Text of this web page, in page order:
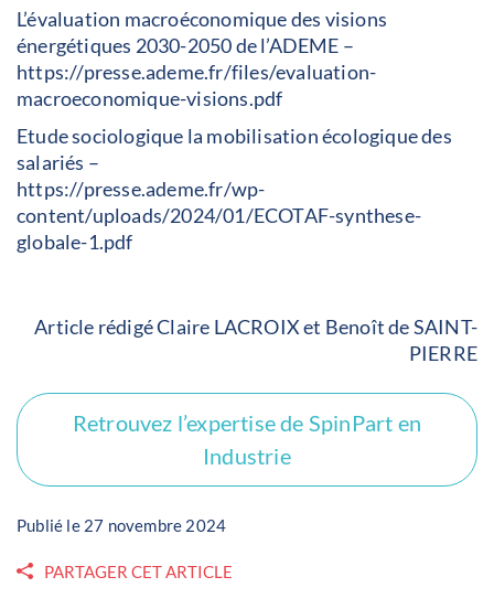
L’évaluation macroéconomique des visions
énergétiques 2030-2050 de l’ADEME –
https://presse.ademe.fr/files/evaluation-
macroeconomique-visions.pdf
Etude sociologique la mobilisation écologique des
salariés –
https://presse.ademe.fr/wp-
content/uploads/2024/01/ECOTAF-synthese-
globale-1.pdf
Article rédigé Claire LACROIX et Benoît de SAINT-
PIERRE
Retrouvez l’expertise de SpinPart en
Industrie
Publié le 27 novembre 2024
PARTAGER CET ARTICLE